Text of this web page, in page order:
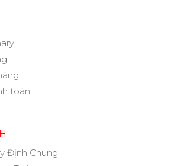
toán
Định Chung